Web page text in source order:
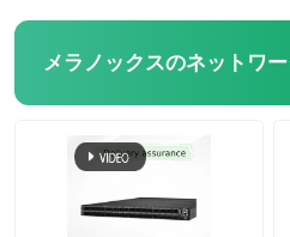
メラノックスのネットワ